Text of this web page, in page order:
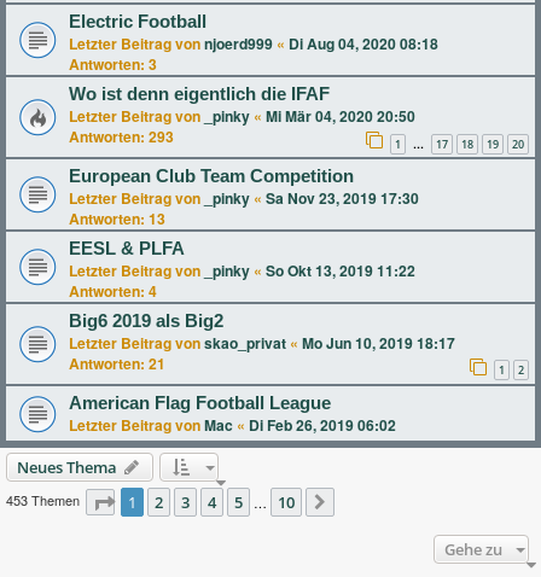
Electric Football
Letzter Beitrag vonnjoerd999 « Di Aug 04, 2020 08:18
Antworten: 3
Wo ist denn eigentlich die IFAF
Letzter Beitrag von _pinky « Mi Mär 04, 2020 20:50
Antworten: 293 1 … 17 18 19 20
European Club Team Competition
Letzter Beitrag von _pinky « Sa Nov 23, 2019 17:30
Antworten: 13
EESL & PLFA
Letzter Beitrag von _pinky « So Okt 13, 2019 11:22
Antworten: 4
Big6 2019 als Big2
Letzter Beitrag vonskao_privat « Mo Jun 10, 2019 18:17
Antworten: 21 1 2
American Flag Football League
Letzter Beitrag vonMac « Di Feb 26, 2019 06:02
Neues Thema
453 Themen Seite1 von 10
1 2 3 4 5 … 10
Gehe zu